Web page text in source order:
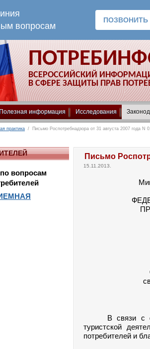
ВСЕРОССИЙСКИЙ
В СФЕРЕ ЗАЩИТЫ ПРАВ
Полезная информация Исследования
практика / Письмо Роспотребнадзора от 31 августа 2007 года N
вопросам
Письмо
15.11.2013.
В связи с
туристской
потребителей и